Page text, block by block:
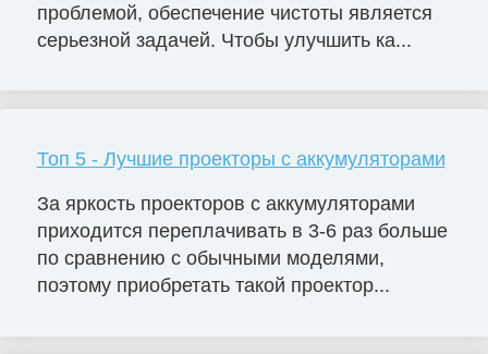
проблемой, обеспечение чистоты является
серьезной задачей. Чтобы улучшить ка...
Топ 5 - Лучшие проекторы с аккумуляторами
За яркость проекторов с аккумуляторами
приходится переплачивать в 3-6 раз больше
по сравнению с обычными моделями,
поэтому приобретать такой проектор...